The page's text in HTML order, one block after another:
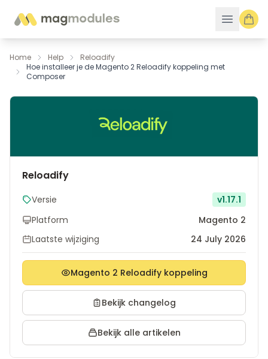
Home Help
Reloadify
Hoe installeer je de Magento 2 Reloadify koppeling met
Composer
Reloadify
Versie
v1.17.1
Platform
Magento 2
Laatste wijziging
24 July 2026
Magento 2 Reloadify koppeling
Bekijk changelog
Bekijk alle artikelen